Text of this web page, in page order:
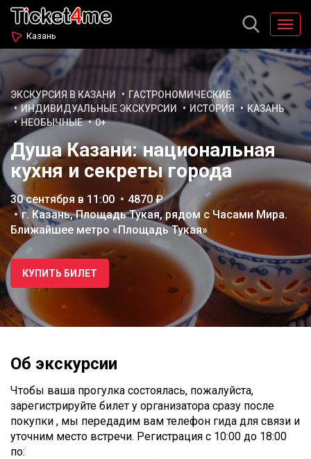
Казань
ЭКСКУРСИЯ В КАЗАНИ
ГАСТРОНОМИЧЕСКИЕ
ИНДИВИДУАЛЬНЫЕ ЭКСКУРСИИ
ИСТОРИЯ
КАЗАНЬ
НЕОБЫЧНЫЕ
0+
Душа Казани: национальная
кухня и секреты города
30 сентября в 11:00
4870 ₽
г. Казань, Площадь Тукая, рядом с Часами Мира.
Ближайшее метро «Площадь Тукая»
КУПИТЬ БИЛЕТ
Об экскурсии
Чтобы ваша прогулка состоялась, пожалуйста,
зарегистрируйте билет у организатора сразу после
покупки , мы передадим вам телефон гида для связи и
уточним место встречи. Регистрация с 10:00 до 18:00
по: